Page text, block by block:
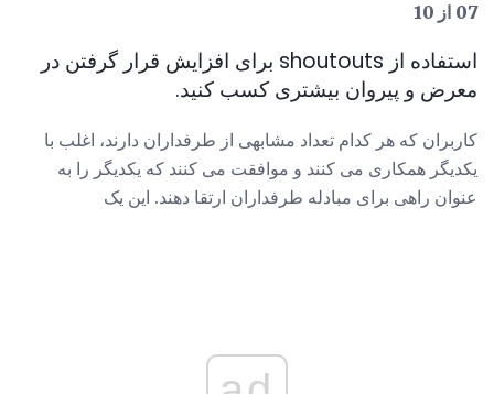
07 از 10
استفاده از shoutouts برای افزایش قرار گرفتن در
معرض و پیروان بیشتری کسب کنید.
کاربران که هر کدام تعداد مشابهی از طرفداران دارند، اغلب با
یکدیگر همکاری می کنند و موافقت می کنند که یکدیگر را به
عنوان راهی برای مبادله طرفداران ارتقا دهند. این یک